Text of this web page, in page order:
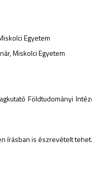
Egyetem
Egyetem
Földtudományi
írásban is észrevételt tehet.